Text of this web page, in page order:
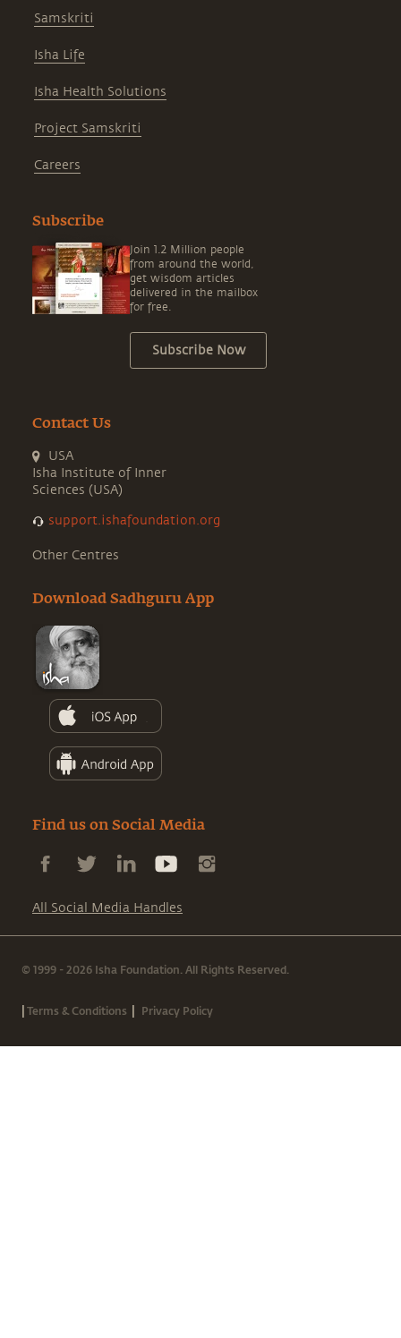
Samskriti
Isha Life
Isha Health Solutions
Project Samskriti
Careers
Subscribe
Join 1.2 Million people
from around the world,
get wisdom articles
delivered in the mailbox
for free.
Subscribe Now
Contact Us
USA
Isha Institute of Inner
Sciences (USA)
support.ishafoundation.org
Other Centres
Download Sadhguru App
Find us on Social Media
All Social Media Handles
© 1999 - 2026 Isha Foundation. All Rights Reserved.
|Terms & Conditions | Privacy Policy